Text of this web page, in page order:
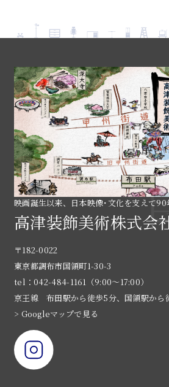
映画誕生以来、日本映像･文化を支えて90
高津装飾美術株式会
〒182-0022
東京都調布市国領町1-30-3
tel：042-484-1161（9:00〜17:00）
京王線 布田駅から徒歩5分、国領駅から
> Googleマップで見る